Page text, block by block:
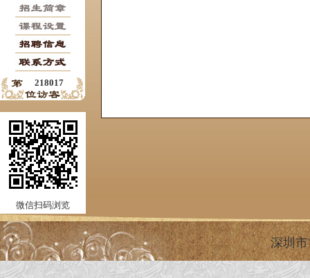
218017
微信扫码浏览
深圳